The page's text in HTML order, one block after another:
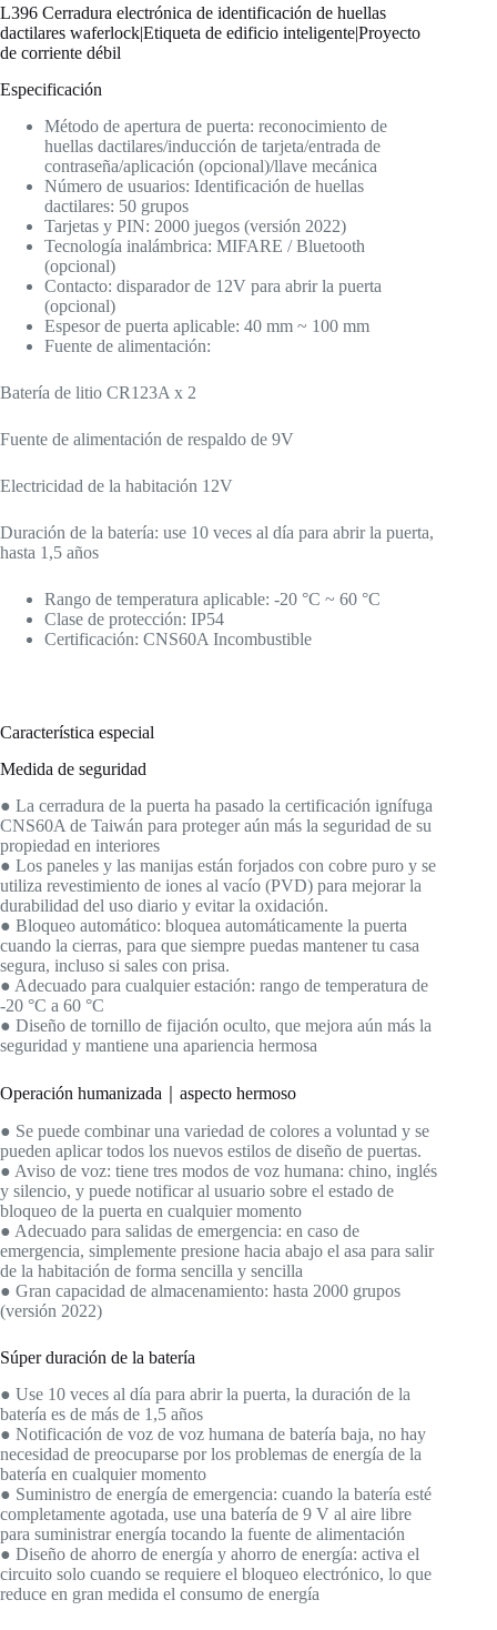
L396 Cerradura electrónica de identificación de huellas
dactilares waferlock|Etiqueta de edificio inteligente|Proyecto
de corriente débil
Especificación
Método de apertura de puerta: reconocimiento de
huellas dactilares/inducción de tarjeta/entrada de
contraseña/aplicación (opcional)/llave mecánica
Número de usuarios: Identificación de huellas
dactilares: 50 grupos
Tarjetas y PIN: 2000 juegos (versión 2022)
Tecnología inalámbrica: MIFARE / Bluetooth
(opcional)
Contacto: disparador de 12V para abrir la puerta
(opcional)
Espesor de puerta aplicable: 40 mm ~ 100 mm
Fuente de alimentación:
Batería de litio CR123A x 2
Fuente de alimentación de respaldo de 9V
Electricidad de la habitación 12V
Duración de la batería: use 10 veces al día para abrir la puerta,
hasta 1,5 años
Rango de temperatura aplicable: -20 °C ~ 60 °C
Clase de protección: IP54
Certificación: CNS60A Incombustible
Característica especial
Medida de seguridad
● La cerradura de la puerta ha pasado la certificación ignífuga
CNS60A de Taiwán para proteger aún más la seguridad de su
propiedad en interiores
● Los paneles y las manijas están forjados con cobre puro y se
utiliza revestimiento de iones al vacío (PVD) para mejorar la
durabilidad del uso diario y evitar la oxidación.
● Bloqueo automático: bloquea automáticamente la puerta
cuando la cierras, para que siempre puedas mantener tu casa
segura, incluso si sales con prisa.
● Adecuado para cualquier estación: rango de temperatura de
-20 °C a 60 °C
● Diseño de tornillo de fijación oculto, que mejora aún más la
seguridad y mantiene una apariencia hermosa
Operación humanizada｜aspecto hermoso
● Se puede combinar una variedad de colores a voluntad y se
pueden aplicar todos los nuevos estilos de diseño de puertas.
● Aviso de voz: tiene tres modos de voz humana: chino, inglés
y silencio, y puede notificar al usuario sobre el estado de
bloqueo de la puerta en cualquier momento
● Adecuado para salidas de emergencia: en caso de
emergencia, simplemente presione hacia abajo el asa para salir
de la habitación de forma sencilla y sencilla
● Gran capacidad de almacenamiento: hasta 2000 grupos
(versión 2022)
Súper duración de la batería
● Use 10 veces al día para abrir la puerta, la duración de la
batería es de más de 1,5 años
● Notificación de voz de voz humana de batería baja, no hay
necesidad de preocuparse por los problemas de energía de la
batería en cualquier momento
● Suministro de energía de emergencia: cuando la batería esté
completamente agotada, use una batería de 9 V al aire libre
para suministrar energía tocando la fuente de alimentación
● Diseño de ahorro de energía y ahorro de energía: activa el
circuito solo cuando se requiere el bloqueo electrónico, lo que
reduce en gran medida el consumo de energía